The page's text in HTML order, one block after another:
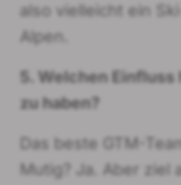
also vielleicht ein
Alpen.
5. Welchen
zu haben?
Das beste GTM-
Mutig? Ja. Aber ziel